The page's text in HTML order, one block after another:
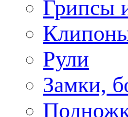
Грипсы
Рули
Замки,